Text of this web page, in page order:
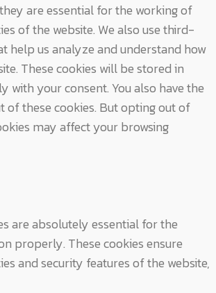
are essential for the working of
of the website. We also use third-
help us analyze and understand how
These cookies will be stored in
with your consent. You also have the
these cookies. But opting out of
may affect your browsing
are absolutely essential for the
properly. These cookies ensure
and security features of the website,